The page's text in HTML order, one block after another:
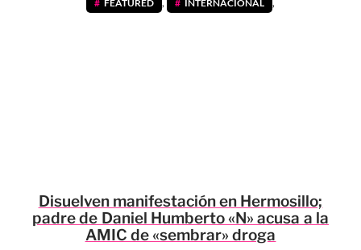
FEATURED , INTERNACIONAL ,
Disuelven manifestación en Hermosillo;
padre de Daniel Humberto «N» acusa a la
AMIC de «sembrar» droga